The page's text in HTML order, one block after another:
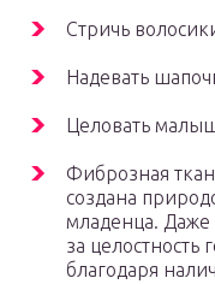
Стричь
Надевать
Целовать
Фиброзная
создана
младенца. Даже
за
благодаря